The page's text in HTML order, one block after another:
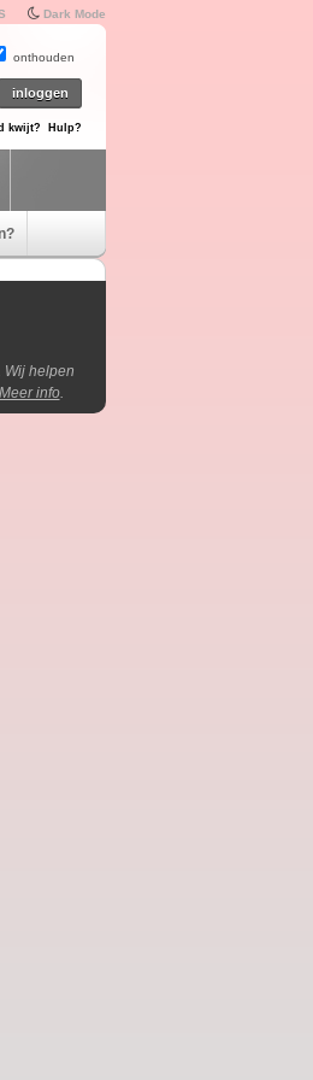
Dark Mode
onthouden
kwijt? Hulp?
Wij helpen
Meer info.